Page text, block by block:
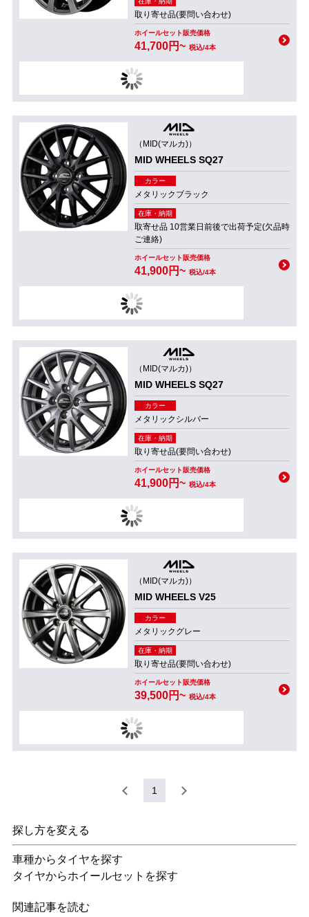
取り寄せ品(要問い合わせ)
ホイールセット販売価格
41,700円~ 税込/4本
（MID(マルカ)）
MID WHEELS SQ27
カラー
メタリックブラック
在庫・納期
取寄せ品 10営業日前後で出荷予定(欠品時
ご連絡)
ホイールセット販売価格
41,900円~ 税込/4本
（MID(マルカ)）
MID WHEELS SQ27
カラー
メタリックシルバー
在庫・納期
取り寄せ品(要問い合わせ)
ホイールセット販売価格
41,900円~ 税込/4本
（MID(マルカ)）
MID WHEELS V25
カラー
メタリックグレー
在庫・納期
取り寄せ品(要問い合わせ)
ホイールセット販売価格
39,500円~ 税込/4本
1
探し方を変える
車種からタイヤを探す
タイヤからホイールセットを探す
関連記事を読む